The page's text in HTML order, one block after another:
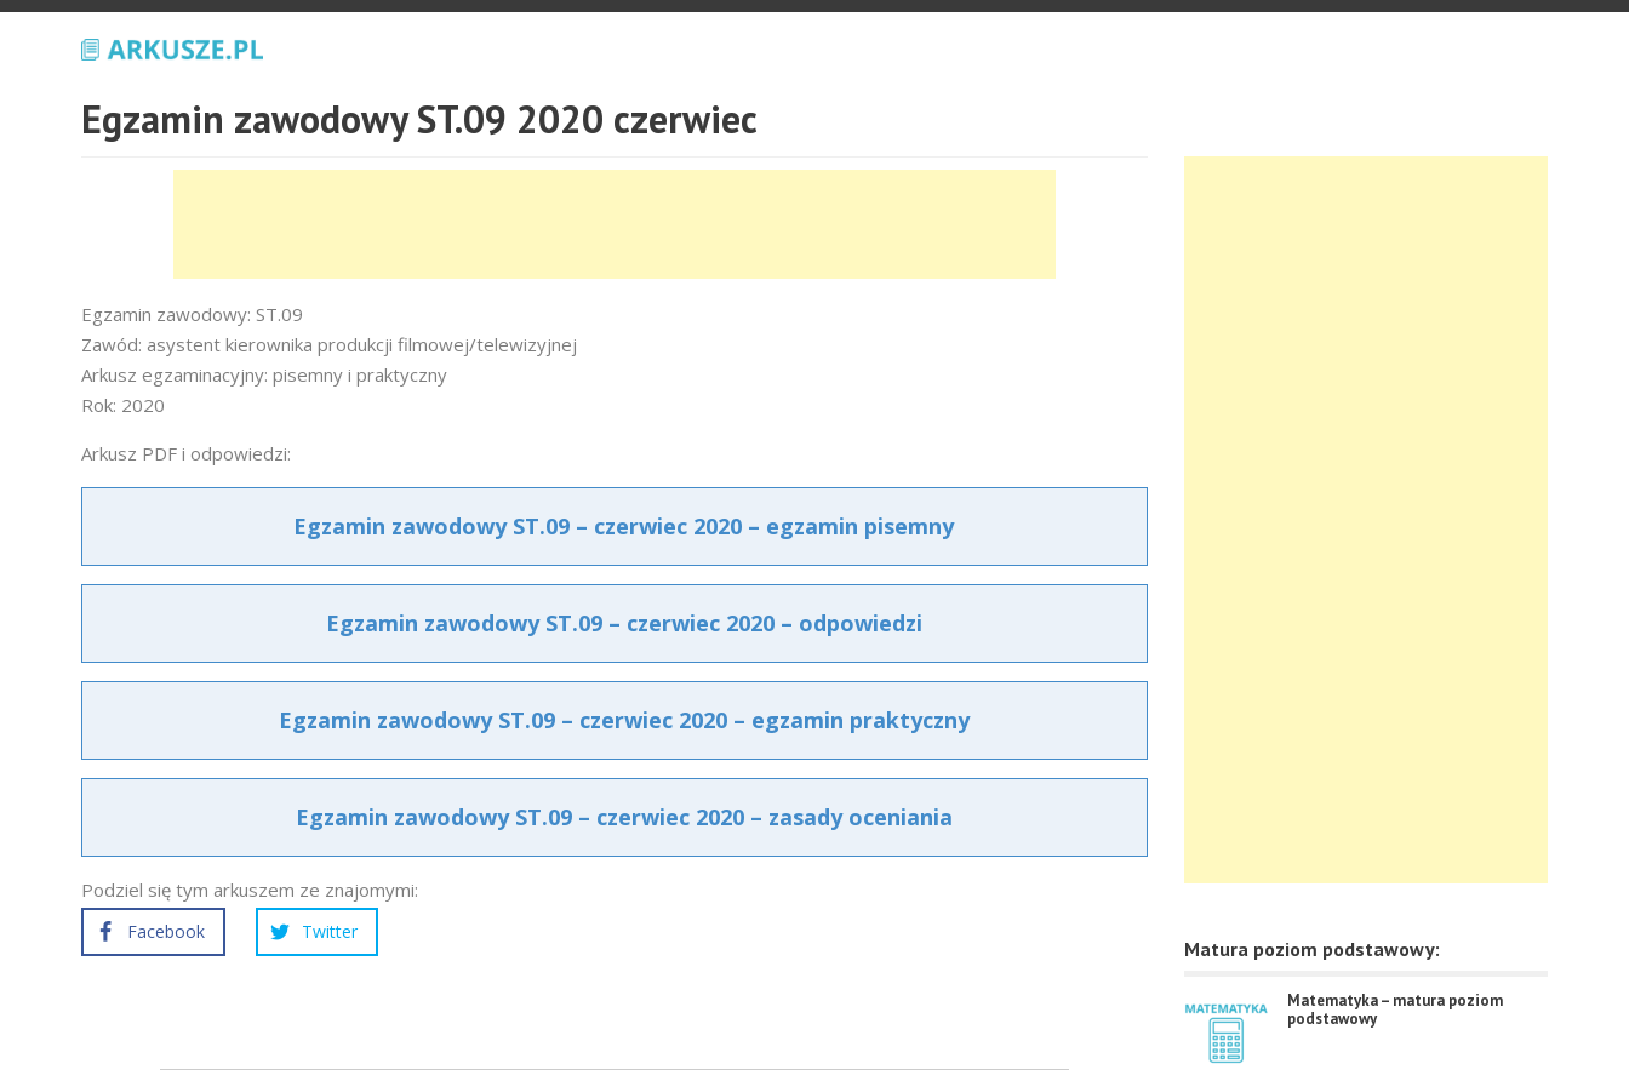
Egzamin zawodowy ST.09 2020 czerwiec
Egzamin zawodowy: ST.09
Zawód: asystent kierownika produkcji filmowej/telewizyjnej
Arkusz egzaminacyjny: pisemny i praktyczny
Rok: 2020
Arkusz PDF i odpowiedzi:
Egzamin zawodowy ST.09 – czerwiec 2020 – egzamin pisemny
Egzamin zawodowy ST.09 – czerwiec 2020 – odpowiedzi
Egzamin zawodowy ST.09 – czerwiec 2020 – egzamin praktyczny
Egzamin zawodowy ST.09 – czerwiec 2020 – zasady oceniania
Podziel się tym arkuszem ze znajomymi:
Facebook Twitter
Matura poziom podstawowy:
Matematyka – matura poziom
podstawowy